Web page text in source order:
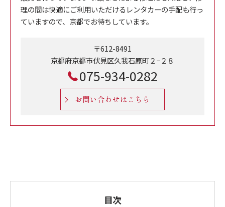
理の間は快適にご利用いただけるレンタカーの手配も行っ
ていますので、京都でお待ちしています。
〒612-8491
京都府京都市伏見区久我石原町２−２８
075-934-0282
お問い合わせはこちら
目次